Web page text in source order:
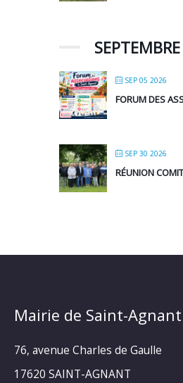
SEP 05 2026
FORUM DES
SEP 30 2026
RÉUNION
Mairie de Saint-Agnant
76, avenue Charles de Gaulle
17620 SAINT-AGNANT